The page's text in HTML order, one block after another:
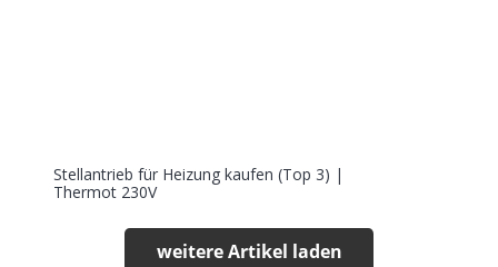
Stellantrieb für Heizung kaufen (Top 3) |
Thermot 230V
weitere Artikel laden